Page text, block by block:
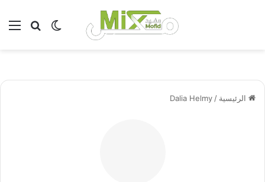
بحثالوضع
الرئيسية /
Dalia Helmy